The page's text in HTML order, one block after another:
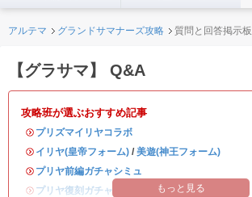
アルテマ グランドサマナーズ攻略 質問と回答掲示板
【グラサマ】 Q&A
攻略班が選ぶおすすめ記事
・ プリズマイリヤコラボ
・ イリヤ(皇帝フォーム) / 美遊(神王フォーム)
・ プリヤ前編ガチャシミュ
・ プリヤ復刻ガチャシミュ もっと見る